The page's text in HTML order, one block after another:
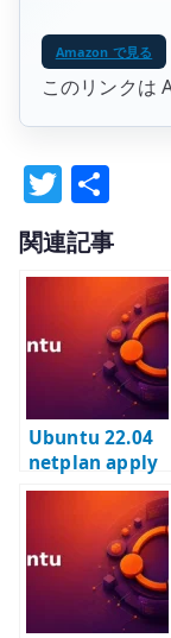
Amazon で見る
このリンクは
T
w
it
r
有
関連記事
Ubuntu 22.04
netplan apply
の ovsdb-
server.service
警告 – Open
vSwitch を使わ
ない環境での考